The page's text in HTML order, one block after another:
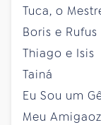
Tuca, o
Boris e Rufus
Thiago e Isis
Tainá
Eu Sou um
Meu